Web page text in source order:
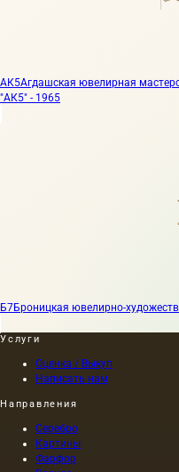
АК5Агдашская ювелирная
"АК5" - 1965
Б7Броницкая ювелирно-
Услуги
Оценка / Выкуп
Написать нам
Направления
Серебро
Картины
Фарфор